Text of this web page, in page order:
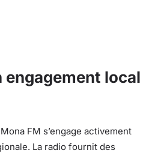
engagement local
FM s’engage activement
La radio fournit des